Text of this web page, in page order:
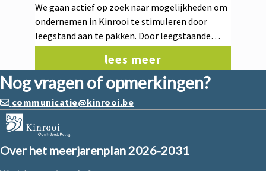
We gaan actief op zoek naar mogelijkheden om
ondernemen in Kinrooi te stimuleren door
leegstand aan te pakken. Door leegstaande
ondernemerschap te ondersteunen, creëren we
kansen voor ondernemers en versterken we de
lokale economie en levendigheid in onze
gemeente.
lees meer
Nog vragen of opmerkingen?
communicatie@kinrooi.be
Over het meerjarenplan 2026-2031